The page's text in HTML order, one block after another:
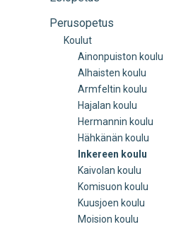
Perusopetus
Koulut
Ainonpuiston koulu
Alhaisten koulu
Armfeltin koulu
Hajalan koulu
Hermannin koulu
Hähkänän koulu
Inkereen koulu
Kaivolan koulu
Komisuon koulu
Kuusjoen koulu
Moision koulu